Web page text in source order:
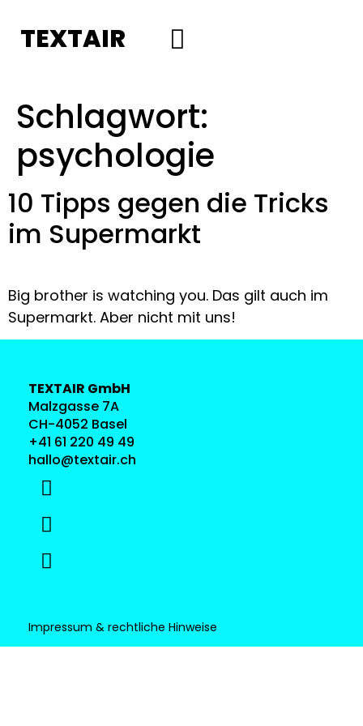
TEXTAIR
Schlagwort:
psychologie
10 Tipps gegen die Tricks
im Supermarkt
Big brother is watching you. Das gilt auch im
Supermarkt. Aber nicht mit uns!
TEXTAIR GmbH
Malzgasse 7A
CH-4052 Basel
+41 61 220 49 49
hallo@textair.ch
Impressum & rechtliche Hinweise